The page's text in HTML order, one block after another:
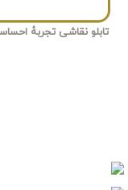
تابلو نقاشی تجربهٔ